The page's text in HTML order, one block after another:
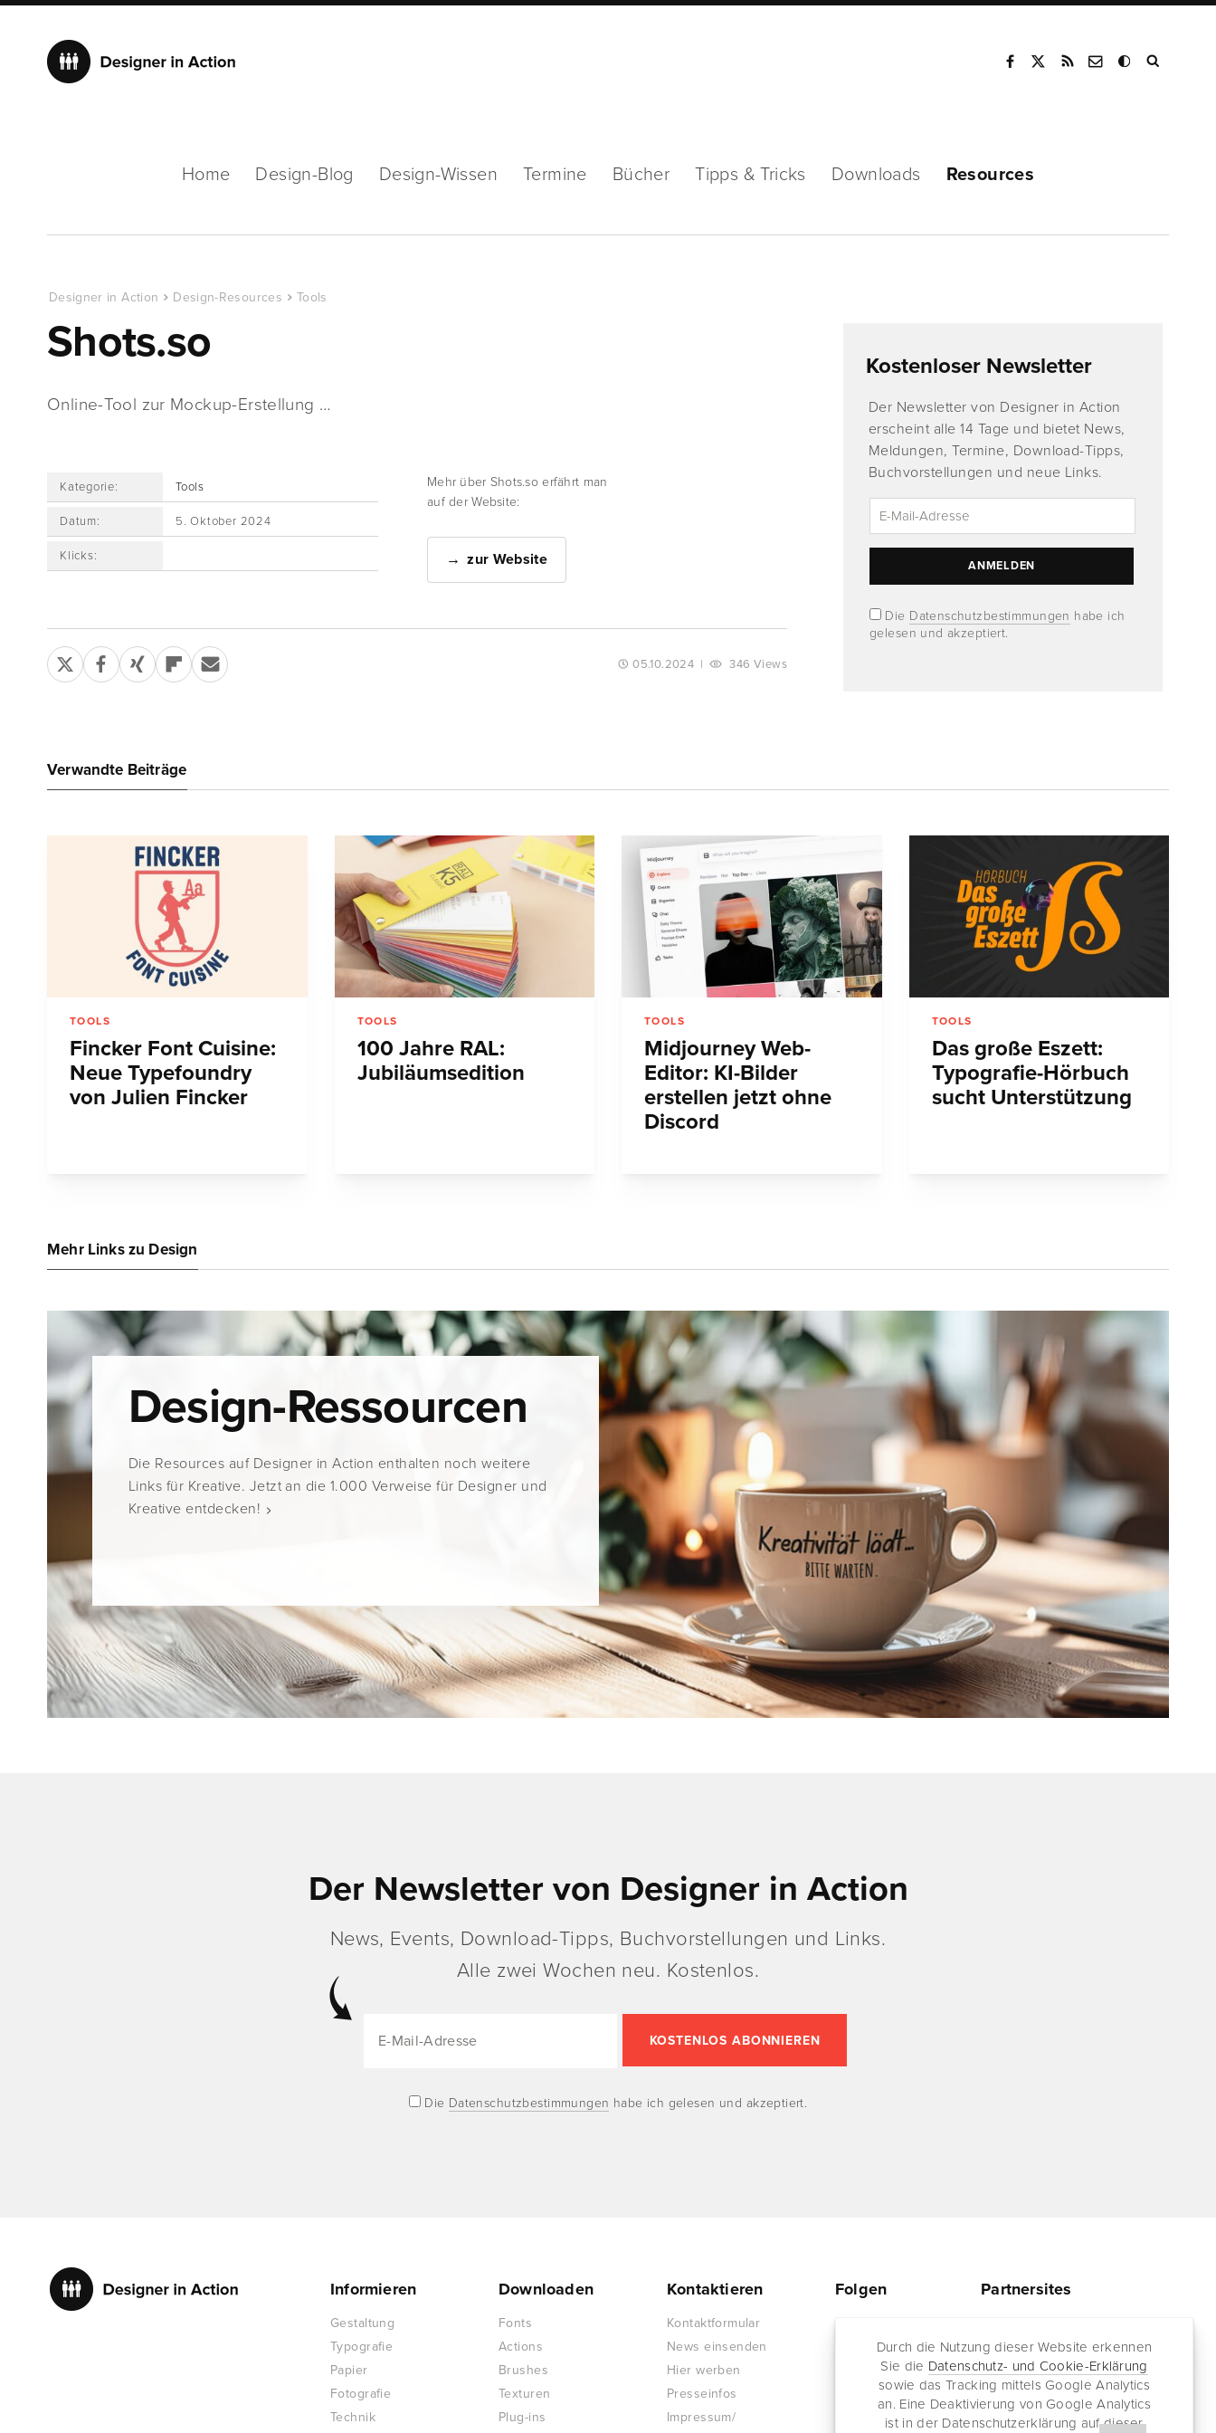
Durch die Nutzung dieser Website erkennen
Sie die Datenschutz- und Cookie-Erklärung
sowie das Tracking mittels Google Analytics
an. Eine Deaktivierung von Google Analytics
ist in der Datenschutzerklärung auf dieser
Home Design-Blog Design-Wissen Termine Bücher Tipps & Tricks Downloads Resources
Designer in Action Design-Resources Tools
Shots.so
Online-Tool zur Mockup-Erstellung …
Kategorie: Tools
Datum: 5. Oktober 2024
Klicks:
Mehr über Shots.so erfährt man
auf der Website:
zur Website
05.10.2024 | 346 Views
Kostenloser Newsletter
Der Newsletter von Designer in Action
erscheint alle 14 Tage und bietet News,
Meldungen, Termine, Download-Tipps,
Buchvorstellungen und neue Links.
Die Datenschutzbestimmungen habe ich
gelesen und akzeptiert.
Verwandte Beiträge
TOOLS
Fincker Font Cuisine:
Neue Typefoundry
von Julien Fincker
TOOLS
100 Jahre RAL:
Jubiläumsedition
TOOLS
Midjourney Web-
Editor: KI-Bilder
erstellen jetzt ohne
Discord
TOOLS
Das große Eszett:
Typografie-Hörbuch
sucht Unterstützung
Mehr Links zu Design
Design-Ressourcen
Die Resources auf Designer in Action enthalten noch weitere
Links für Kreative. Jetzt an die 1.000 Verweise für Designer und
Kreative entdecken!
Der Newsletter von Designer in Action
News, Events, Download-Tipps, Buchvorstellungen und Links.
Alle zwei Wochen neu. Kostenlos.
Die Datenschutzbestimmungen habe ich gelesen und akzeptiert.
Informieren
Gestaltung
Typografie
Papier
Fotografie
Technik
Downloaden
Fonts
Actions
Brushes
Texturen
Plug-ins
Kontaktieren
Kontaktformular
News einsenden
Hier werben
Presseinfos
Impressum/
Folgen
Facebook
RSS-Feed
Newsletter
Partnersites
Jazz for me